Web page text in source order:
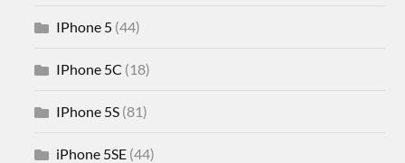
IPhone 5 (44)
IPhone 5C (18)
IPhone 5S (81)
iPhone 5SE (44)